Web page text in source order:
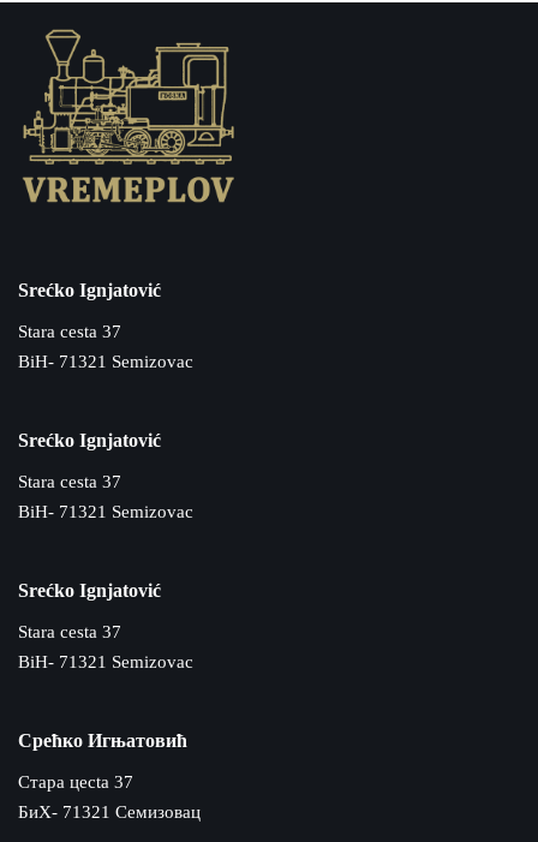
Srećko Ignjatović
Stara cesta 37
BiH- 71321 Semizovac
Srećko Ignjatović
Stara cesta 37
BiH- 71321 Semizovac
Srećko Ignjatović
Stara cesta 37
BiH- 71321 Semizovac
Срећко Игњатовић
Cтара цecta 37
БиХ- 71321 Семизовац